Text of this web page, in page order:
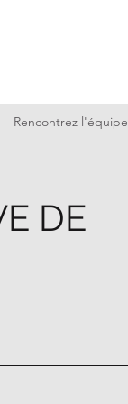
Rencontrez l'équipe
DE